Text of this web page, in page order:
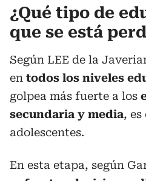
¿Qué tipo de
que se está
Según LEE de la
en todos los niveles
golpea más fuerte a los
secundaria y media, es
adolescentes.
En esta etapa, según